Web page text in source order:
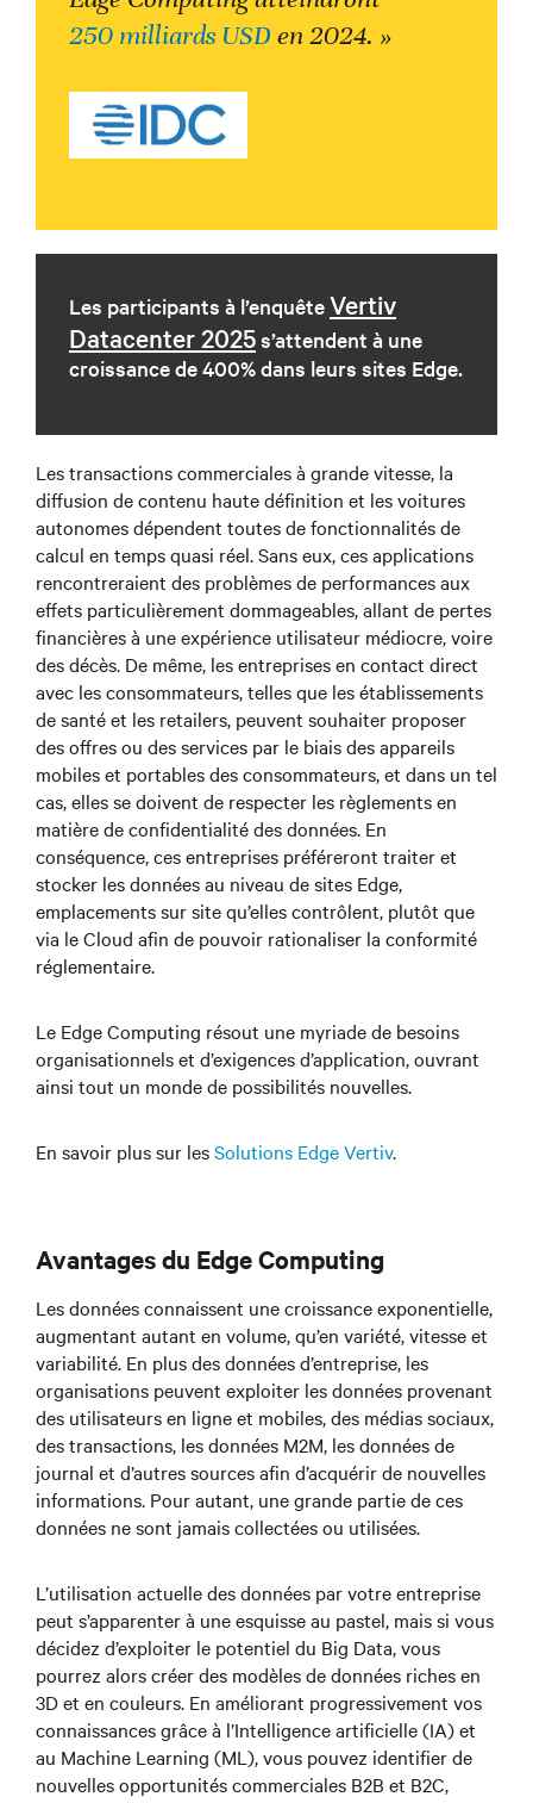
250 milliards USD en 2024. »
Les participants à l’enquêteVertiv
Datacenter 2025s’attendent à une
croissance de 400% dans leurs sites Edge.
Les transactions commerciales à grande vitesse, la
diffusion de contenu haute définition et les voitures
autonomes dépendent toutes de fonctionnalités de
calcul en temps quasi réel. Sans eux, ces applications
rencontreraient des problèmes de performances aux
effets particulièrement dommageables, allant de pertes
financières à une expérience utilisateur médiocre, voire
des décès. De même, les entreprises en contact direct
avec les consommateurs, telles que les établissements
de santé et les retailers, peuvent souhaiter proposer
des offres ou des services par le biais des appareils
mobiles et portables des consommateurs, et dans un tel
cas, elles se doivent de respecter les règlements en
matière de confidentialité des données. En
conséquence, ces entreprises préféreront traiter et
stocker les données au niveau de sites Edge,
emplacements sur site qu’elles contrôlent, plutôt que
via le Cloud afin de pouvoir rationaliser la conformité
réglementaire.
Le Edge Computing résout une myriade de besoins
organisationnels et d’exigences d’application, ouvrant
ainsi tout un monde de possibilités nouvelles.
En savoir plus sur lesSolutions Edge Vertiv.
Avantages du Edge Computing
Les données connaissent une croissance exponentielle,
augmentant autant en volume, qu’en variété, vitesse et
variabilité. En plus des données d’entreprise, les
organisations peuvent exploiter les données provenant
des utilisateurs en ligne et mobiles, des médias sociaux,
des transactions, les données M2M, les données de
journal et d’autres sources afin d’acquérir de nouvelles
informations. Pour autant, une grande partie de ces
données ne sont jamais collectées ou utilisées.
L’utilisation actuelle des données par votre entreprise
peut s’apparenter à une esquisse au pastel, mais si vous
décidez d’exploiter le potentiel du Big Data, vous
pourrez alors créer des modèles de données riches en
3D et en couleurs. En améliorant progressivement vos
connaissances grâce à l’Intelligence artificielle (IA) et
au Machine Learning (ML), vous pouvez identifier de
nouvelles opportunités commerciales B2B et B2C,